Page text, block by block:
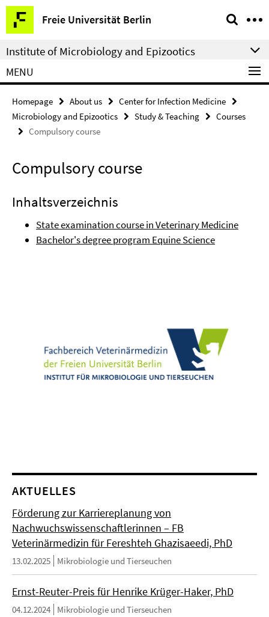
Springe
direkt
zu
Inhalt
Freie Universität Berlin
Service
Navigation
Institute of Microbiology and Epizootics
MENU
Homepage About us
Center for Infection Medicine
Microbiology and Epizootics
Study & Teaching
Courses
Compulsory course
Compulsory course
Inhaltsverzeichnis
State examination course in Veterinary Medicine
Bachelor's degree program Equine Science
AKTUELLES
Förderung zur Karriereplanung von
Nachwuchswissenschaftlerinnen – FB
Veterinärmedizin für Fereshteh Ghazisaeedi, PhD
13.02.2025 Mikrobiologie und Tierseuchen
Ernst-Reuter-Preis für Henrike Krüger-Haker, PhD
04.12.2024 Mikrobiologie und Tierseuchen